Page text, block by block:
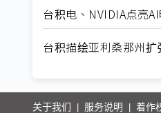
台积电、NVIDIA点亮
台积描绘亚利桑那州
关于我们 服务说明 着作